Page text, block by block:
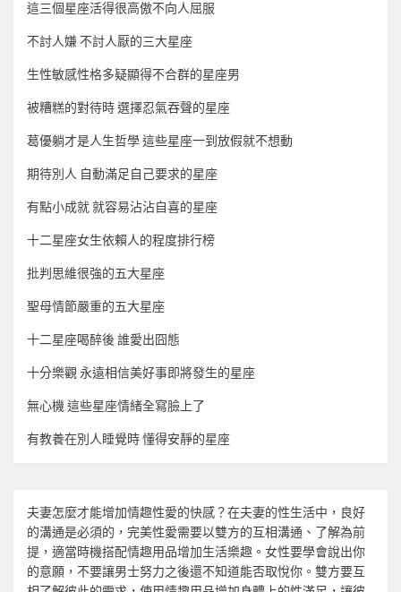
這三個星座活得很高傲不向人屈服
不討人嫌 不討人厭的三大星座
生性敏感性格多疑顯得不合群的星座男
被糟糕的對待時 選擇忍氣吞聲的星座
葛優躺才是人生哲學 這些星座一到放假就不想動
期待別人 自動滿足自己要求的星座
有點小成就 就容易沾沾自喜的星座
十二星座女生依賴人的程度排行榜
批判思維很強的五大星座
聖母情節嚴重的五大星座
十二星座喝醉後 誰愛出囧態
十分樂觀 永遠相信美好事即將發生的星座
無心機 這些星座情緒全寫臉上了
有教養在別人睡覺時 懂得安靜的星座
夫妻怎麼才能增加情趣性愛的快感？在夫妻的性生活中，良好
的溝通是必須的，完美性愛需要以雙方的互相溝通、了解為前
提，適當時機搭配情趣用品增加生活樂趣。女性要學會說出你
的意願，不要讓男士努力之後還不知道能否取悅你。雙方要互